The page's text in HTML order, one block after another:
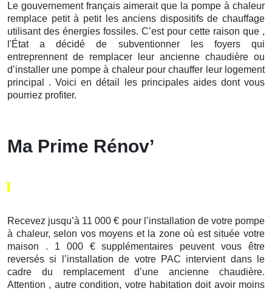
Le gouvernement français aimerait que la pompe à chaleur
remplace petit à petit les anciens dispositifs de chauffage
utilisant des énergies fossiles. C’est pour cette raison que ,
l'État a décidé de subventionner les foyers qui
entreprennent de remplacer leur ancienne chaudière ou
d’installer une pompe à chaleur pour chauffer leur logement
principal . Voici en détail les principales aides dont vous
pourriez profiter.
Ma Prime Rénov’
Recevez jusqu’à 11 000 € pour l’installation de votre pompe
à chaleur, selon vos moyens et la zone où est située votre
maison . 1 000 € supplémentaires peuvent vous être
reversés si l’installation de votre PAC intervient dans le
cadre du remplacement d’une ancienne chaudière.
Attention , autre condition, votre habitation doit avoir moins